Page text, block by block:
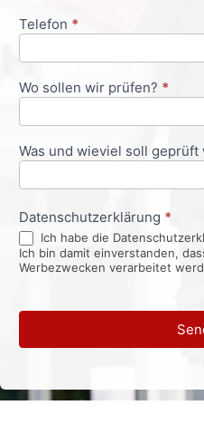
Telefon *
Wo sollen wir prüfen? *
Was und wieviel soll geprüft
Datenschutzerklärung *
Ich habe die
Ich bin damit einverstanden,
Werbezwecken verarbeitet